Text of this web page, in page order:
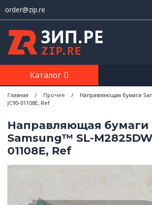
order@zip.re
Каталог
Главная / Прочее /
Направляющая бумаги
JC90-01108E, Ref
Направляющая бумаги
Samsung™ SL-
01108E, Ref